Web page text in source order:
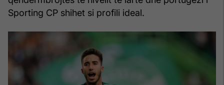
Sporting CP shihet si profili ideal.